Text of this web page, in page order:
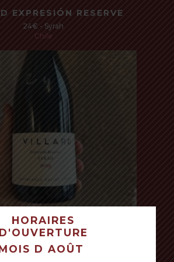
PANIER EST VIDE POUR LE
MOMENT.
Read more
EXPRESIÓN RESERVE
24€ - Syrah
Chile
Read more
EXPRESIÓN RESERVE
HORAIRES
D'OUVERTURE
D AOÛT